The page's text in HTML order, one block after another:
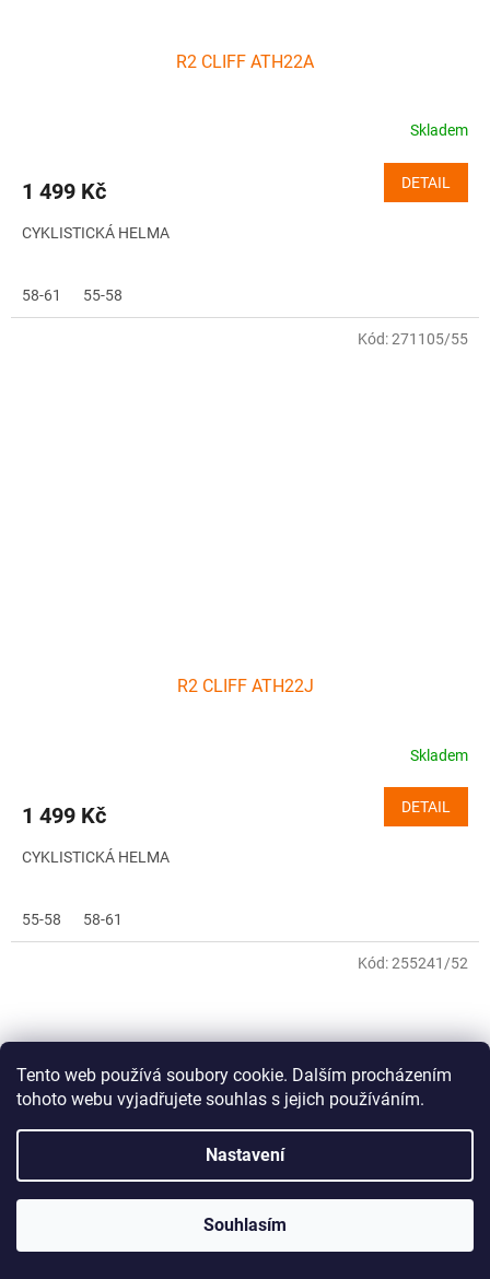
Tento web používá soubory cookie. Dalším procházením
tohoto webu vyjadřujete souhlas s jejich používáním.
Nastavení
Souhlasím
R2 CLIFF ATH22A
Skladem
1 499 Kč DETAIL
CYKLISTICKÁ HELMA
58-61 55-58
R2 CLIFF ATH22J
Skladem
1 499 Kč DETAIL
CYKLISTICKÁ HELMA
55-58 58-61
Kód:271105/55
Kód:255241/52